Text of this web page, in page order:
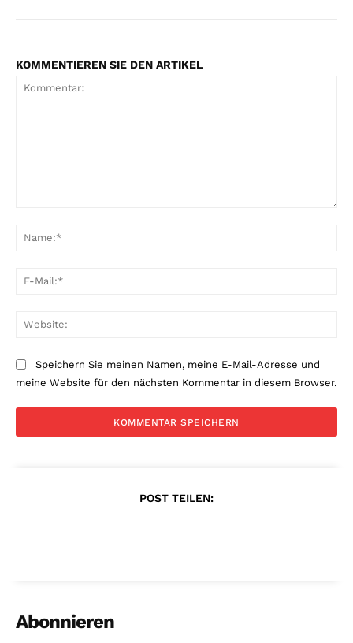
KOMMENTIEREN SIE DEN ARTIKEL
Speichern Sie meinen Namen, meine E-Mail-Adresse und
meine Website für den nächsten Kommentar in diesem Browser.
POST TEILEN:
Abonnieren